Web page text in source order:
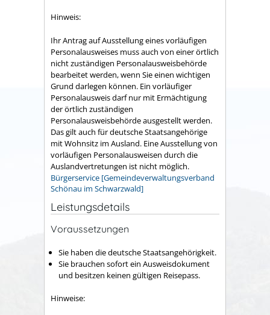
Hinweis:
Ihr Antrag auf Ausstellung eines vorläufigen
Personalausweises muss auch von einer örtlich
nicht zuständigen Personalausweisbehörde
bearbeitet werden, wenn Sie einen wichtigen
Grund darlegen können. Ein vorläufiger
Personalausweis darf nur mit Ermächtigung
der örtlich zuständigen
Personalausweisbehörde ausgestellt werden.
Das gilt auch für deutsche Staatsangehörige
mit Wohnsitz im Ausland. Eine Ausstellung von
vorläufigen Personalausweisen durch die
Auslandvertretungen ist nicht möglich.
Bürgerservice [Gemeindeverwaltungsverband
Schönau im Schwarzwald]
Leistungsdetails
Voraussetzungen
Sie haben die deutsche Staatsangehörigkeit.
Sie brauchen sofort ein Ausweisdokument
und besitzen keinen gültigen Reisepass.
Hinweise: